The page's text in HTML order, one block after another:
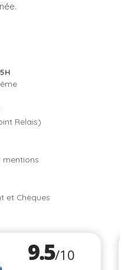
Relais)
mentions
et Chèques